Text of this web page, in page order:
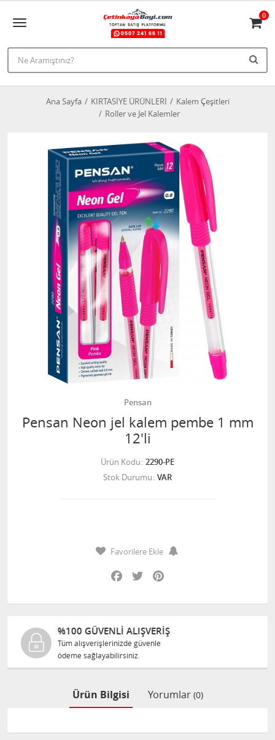
0
Ana Sayfa KIRTASİYE ÜRÜNLERİ
Kalem Çeşitleri
Roller ve Jel Kalemler
Pensan
Pensan Neon jel kalem pembe 1 mm
12'li
Ürün Kodu 2290-PE
Stok Durumu VAR
Favorilere Ekle
Facebook
Twitter
%100 ORJINAL ÜRÜNLER
Tüm ürünlerimiz ilgili üreticiden
Ürün Bilgisi Yorumlar (0)